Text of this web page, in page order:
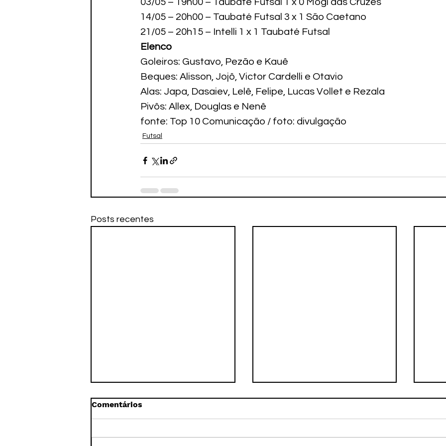
03/05 – 19h00 – Taubaté Futsal 1 x 0 Mogi das Cruzes
14/05 – 20h00 – Taubaté Futsal 3 x 1 São Caetano
21/05 – 20h15 – Intelli 1 x 1 Taubaté Futsal
Elenco
Goleiros: Gustavo, Pezão e Kauê
Beques: Alisson, Jojô, Victor Cardelli e Otavio
Alas: Japa, Dasaiev, Lelê, Felipe, Lucas Vollet e Rezala
Pivôs: Allex, Douglas e Nenê
fonte: Top 10 Comunicação / foto: divulgação
Futsal
Posts recentes
Comentários